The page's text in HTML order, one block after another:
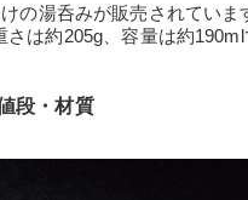
の湯呑みが販売されてい
さは約205g、容量は約
段・材質